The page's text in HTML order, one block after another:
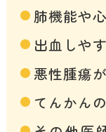
肺機能や
出血しや
悪性腫瘍
てんかん